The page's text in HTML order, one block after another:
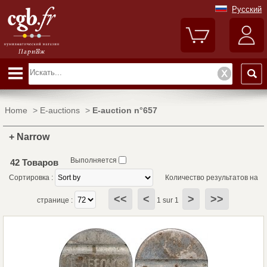
Русский
Home > E-auctions > E-auction n°657
+ Narrow
42 Товаров Выполняется
Сортировка : Количество результатов на
странице : << < 1 sur 1 > >>